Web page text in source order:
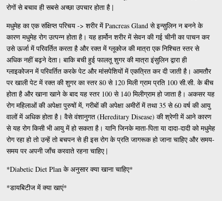
रोगों से बचाव ही सबसे अच्छा उपचार होता है |
मधुमेह का एक संक्षिप्त परिचय -> शरीर में Pancreas Gland से इन्सुलिन न बनने के
कारण मधुमेह रोग उत्पन्न होता है। यह हार्मोन शरीर में सेवन की गई चीनी का पाचन कर
उसे ऊर्जा में परिवर्तित करता है और रक्त में ग्लूकोज की मात्रा एक निश्चित स्तर से
अधिक नहीं बढ़ने देता। बाकि बची हुई फालतू शुगर की मात्रा इंसुलिन द्वारा ही
ग्लाइकोजन में परिवर्तित करके पेट और मांसपेशियों में एकत्रित कर दी जाती है। आमतौर
पर खाली पेट में रक्त की शुगर का स्तर 80 से 120 मिली ग्राम प्रति 100 सी.सी. के बीच
होता है और खाना खाने के बाद यह स्तर 100 से 140 मिलीग्राम हो जाता है। अकसर यह
रोग महिलाओं की अपेक्षा पुरुषों में, गरीबों की अपेक्षा अमीरों में तथा 35 से 60 वर्ष की आयु
वालों में अधिक होता है। वैसे वंशानुगत (Hereditary Disease) की श्रेणी में आने कारण
से यह रोग किसी भी आयु में हो सकता है। यानि जिनके माता-पिता या दादा-दादी को मधुमेह
रोग रहा हो तो उन्हें तो बचपन से ही इस रोग के प्रति जागरूक हो जाना चाहिए और समय-
समय पर अपनी जाँच करवाते रहना चाहिए |
*Diabetic Diet Plan के अनुसार क्या खाना चाहिए*
*डायबिटीज में क्या खाएं*